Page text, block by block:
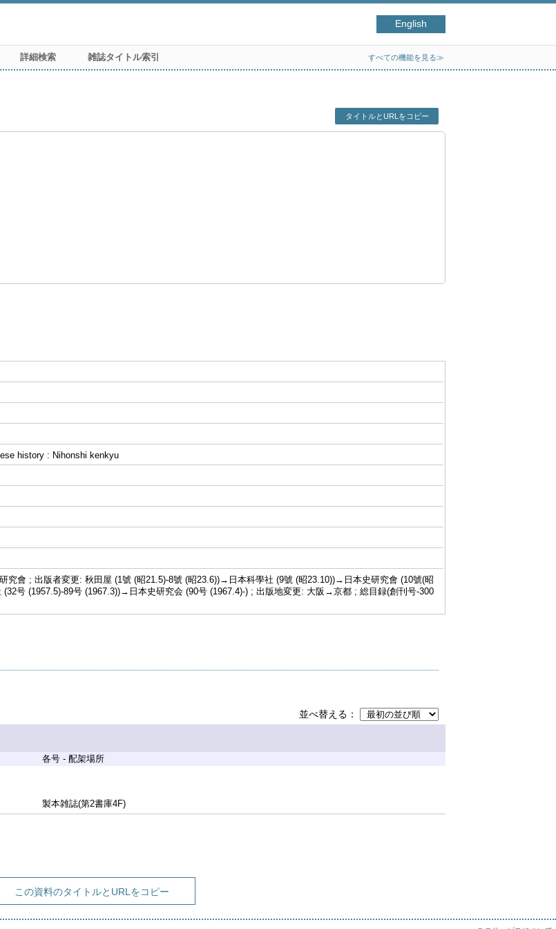
English
詳細検索 雑誌タイトル索引 すべての機能を見る≫
タイトルとURLをコピー
history : Nihonshi kenkyu
究會 ; 出版者変更: 秋田屋 (1號 (昭21.5)-8號 (昭23.6))→日本科學社 (9號 (昭23.10))→日本史研究會 (10號(昭
号 (1957.5)-89号 (1967.3))→日本史研究会 (90号 (1967.4)-) ; 出版地変更: 大阪→京都 ; 総目録(創刊号-300
並べ替える
各号 - 配架場所
製本雑誌(第2書庫4F)
この資料のタイトルとURLをコピー